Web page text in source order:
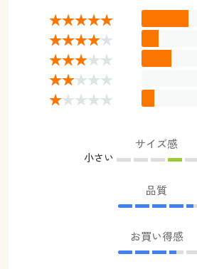
サイズ感
小さい
品質
お買い得感